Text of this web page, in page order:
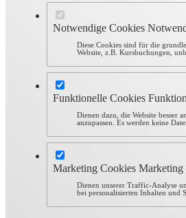
Notwendige Cookies
Diese Cookies sind für die
Website, z.B. Kursbuchungen,
Funktionelle Cookies
Dienen dazu, die Website besser
anzupassen. Es werden keine
Marketing Cookies Marketing
Dienen unserer Traffic-Analyse
bei personalisierten Inhalten und